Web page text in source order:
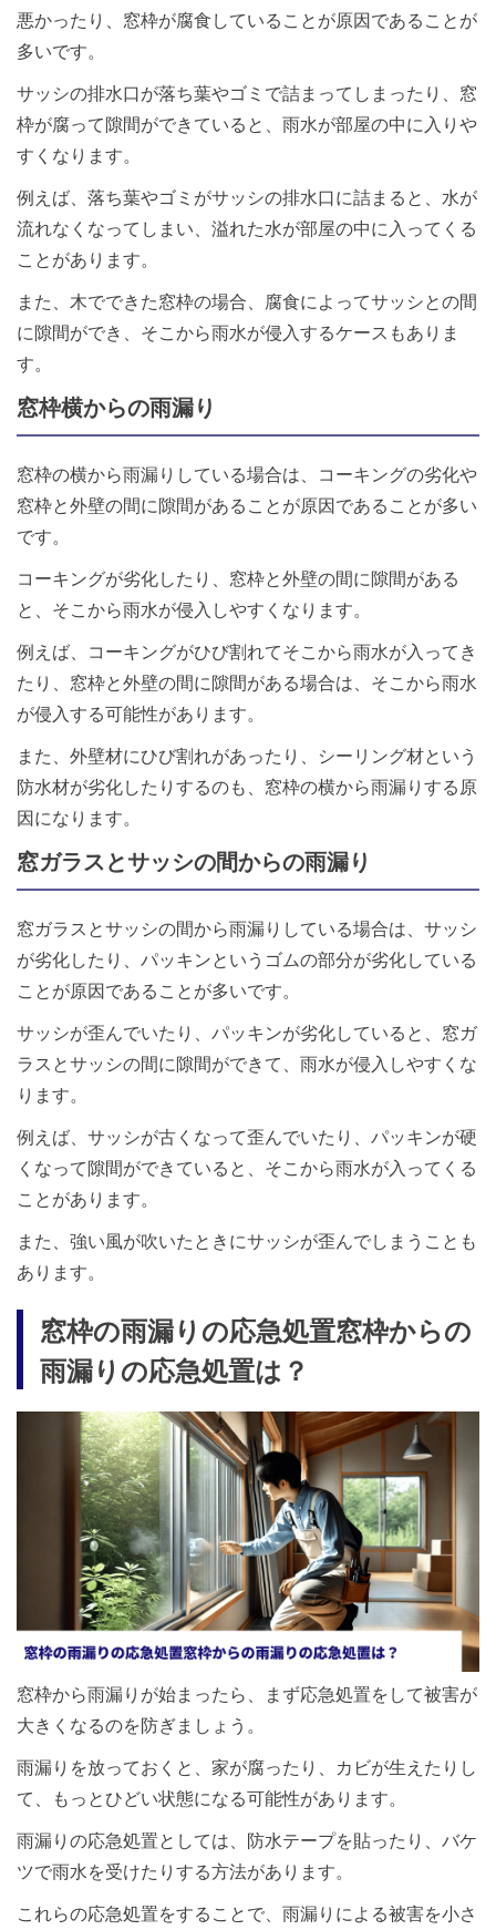
悪かったり、窓枠が腐食していることが原因であることが
多いです。
サッシの排水口が落ち葉やゴミで詰まってしまったり、窓
枠が腐って隙間ができていると、雨水が部屋の中に入りや
すくなります。
例えば、落ち葉やゴミがサッシの排水口に詰まると、水が
流れなくなってしまい、溢れた水が部屋の中に入ってくる
ことがあります。
また、木でできた窓枠の場合、腐食によってサッシとの間
に隙間ができ、そこから雨水が侵入するケースもありま
す。
窓枠横からの雨漏り
窓枠の横から雨漏りしている場合は、コーキングの劣化や
窓枠と外壁の間に隙間があることが原因であることが多い
です。
コーキングが劣化したり、窓枠と外壁の間に隙間がある
と、そこから雨水が侵入しやすくなります。
例えば、コーキングがひび割れてそこから雨水が入ってき
たり、窓枠と外壁の間に隙間がある場合は、そこから雨水
が侵入する可能性があります。
また、外壁材にひび割れがあったり、シーリング材という
防水材が劣化したりするのも、窓枠の横から雨漏りする原
因になります。
窓ガラスとサッシの間からの雨漏り
窓ガラスとサッシの間から雨漏りしている場合は、サッシ
が劣化したり、パッキンというゴムの部分が劣化している
ことが原因であることが多いです。
サッシが歪んでいたり、パッキンが劣化していると、窓ガ
ラスとサッシの間に隙間ができて、雨水が侵入しやすくな
ります。
例えば、サッシが古くなって歪んでいたり、パッキンが硬
くなって隙間ができていると、そこから雨水が入ってくる
ことがあります。
また、強い風が吹いたときにサッシが歪んでしまうことも
あります。
窓枠の雨漏りの応急処置窓枠からの
雨漏りの応急処置は？
窓枠から雨漏りが始まったら、まず応急処置をして被害が
大きくなるのを防ぎましょう。
雨漏りを放っておくと、家が腐ったり、カビが生えたりし
て、もっとひどい状態になる可能性があります。
雨漏りの応急処置としては、防水テープを貼ったり、バケ
ツで雨水を受けたりする方法があります。
これらの応急処置をすることで、雨漏りによる被害を小さ